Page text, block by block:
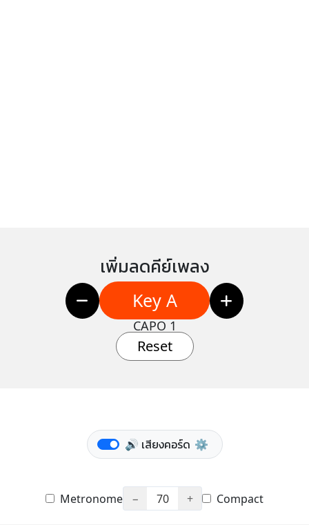
เพิ่มลดคีย์เพลง
Key A
CAPO 1
Reset
🔊 เสียงคอร์ด ⚙️
Metronome − 70 + Compact